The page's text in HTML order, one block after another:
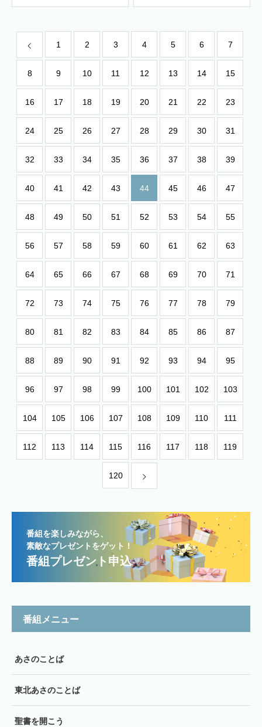
1 2 3 4 5 6 7
8 9 10 11 12 13 14 15
16 17 18 19 20 21 22 23
24 25 26 27 28 29 30 31
32 33 34 35 36 37 38 39
40 41 42 43 44 45 46 47
48 49 50 51 52 53 54 55
56 57 58 59 60 61 62 63
64 65 66 67 68 69 70 71
72 73 74 75 76 77 78 79
80 81 82 83 84 85 86 87
88 89 90 91 92 93 94 95
96 97 98 99 100 101 102 103
104 105 106 107 108 109 110 111
112 113 114 115 116 117 118 119
120
番組を楽しみながら、
素敵なプレゼントをゲット！
番組プレゼント申込
番組メニュー
あさのことば
東北あさのことば
聖書を開こう